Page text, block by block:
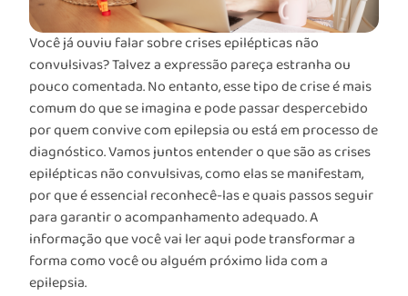
Você já ouviu falar sobre crises epilépticas não
convulsivas? Talvez a expressão pareça estranha ou
pouco comentada. No entanto, esse tipo de crise é mais
comum do que se imagina e pode passar despercebido
por quem convive com epilepsia ou está em processo de
diagnóstico. Vamos juntos entender o que são as crises
epilépticas não convulsivas, como elas se manifestam,
por que é essencial reconhecê-las e quais passos seguir
para garantir o acompanhamento adequado. A
informação que você vai ler aqui pode transformar a
forma como você ou alguém próximo lida com a
epilepsia.